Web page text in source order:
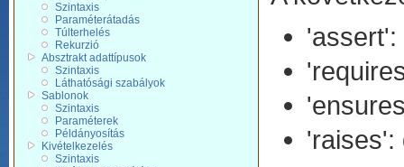
Szintaxis
Paraméterátadás
Túlterhelés
Rekurzió
Absztrakt adattípusok
Szintaxis
Láthatósági szabályok
Sablonok
Szintaxis
Paraméterek
Példányosítás
Kivételkezelés
Szintaxis
'assert':
'raises':